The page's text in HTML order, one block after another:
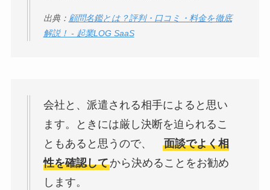
出典： 顧問名鑑とは？評判・口コミ・料金を徹底
解説！ - 起業LOG SaaS
会社と、派遣される相手によると思い
ます。ときには厳し決断を迫られるこ
ともあると思うので、 面談でよく相
性を確認してから決めることをお勧め
します。